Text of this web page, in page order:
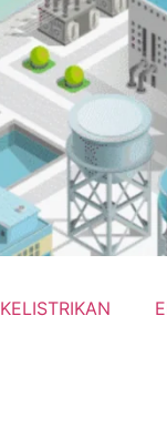
KELISTRIKAN